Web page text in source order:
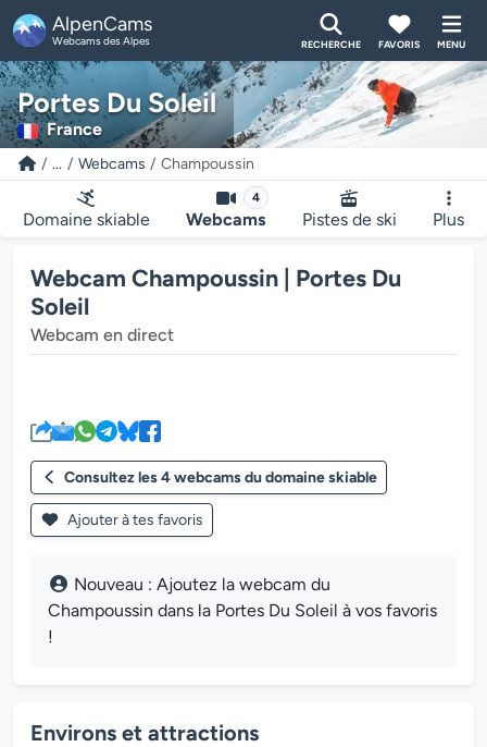
AlpenCams
Webcams des Alpes RECHERCHE FAVORIS MENU
Portes Du Soleil
France
... Webcams Champoussin
Domaine skiable
4
Webcams Pistes de ski Plus
Webcam Champoussin | Portes Du
Soleil
Webcam en direct
Consultez les 4 webcams du domaine skiable
Ajouter à tes favoris
Nouveau : Ajoutez la webcam du
Champoussin dans la Portes Du Soleil à vos favoris
!
Environs et attractions